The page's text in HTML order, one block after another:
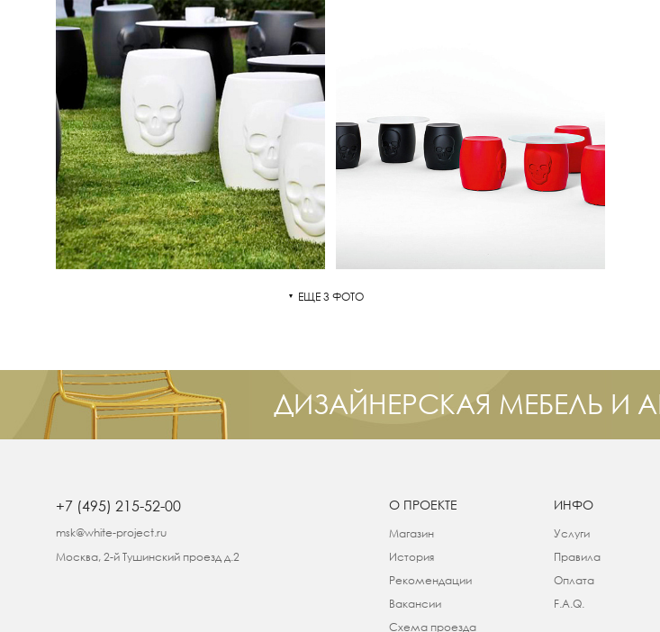
ЕЩЕ 3 ФОТО
ДИЗАЙНЕРСКАЯ МЕБЕЛЬ И
+7 (495) 215-52-00
msk@white-project.ru
Москва, 2-й Тушинский проезд д.2
О ПРОЕКТЕ
Магазин
История
Рекомендации
Вакансии
Схема проезда
ИНФО
Услуги
Правила
Оплата
F.A.Q.